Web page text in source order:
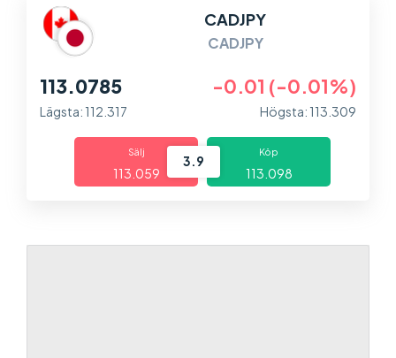
Om oss
CADJPY
CADJPY
113.0785 -0.01 (-0.01%)
Lägsta: 112.317 Högsta: 113.309
Sälj
113.059
3.9
Köp
113.098